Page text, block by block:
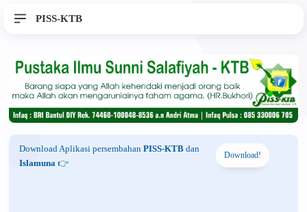
PISS-KTB
Download Aplikasi persembahan PISS-KTB dan
Islamuna 👉
Download!